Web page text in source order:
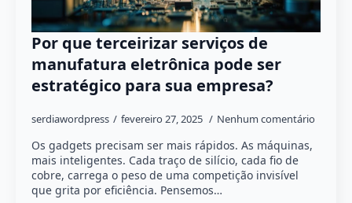
Por que terceirizar serviços de
manufatura eletrônica pode ser
estratégico para sua empresa?
serdiawordpress fevereiro 27, 2025 Nenhum comentário
Os gadgets precisam ser mais rápidos. As máquinas,
mais inteligentes. Cada traço de silício, cada fio de
cobre, carrega o peso de uma competição invisível
que grita por eficiência. Pensemos…